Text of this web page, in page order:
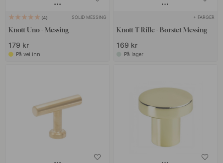
4 SOLID MESSING
Knott Uno - Messing
179 kr
På vei inn
+ FARGER
Knott T Rille - Børstet Messing
169 kr
På lager